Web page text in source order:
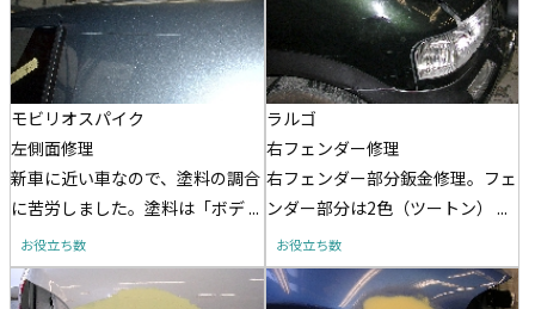
モビリオスパイク
左側面修理
新車に近い車なので、塗料の調合
に苦労しました。塗料は「ボデ ...
お役立ち数
ラルゴ
右フェンダー修理
右フェンダー部分鈑金修理。フェ
ンダー部分は2色（ツートン） ...
お役立ち数